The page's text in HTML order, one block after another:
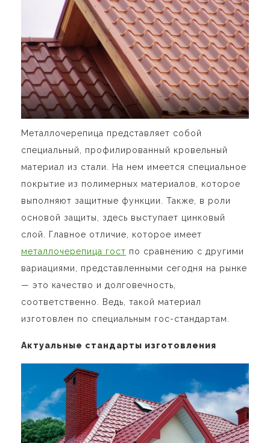
Металлочерепица представляет собой
специальный, профилированный кровельный
материал из стали. На нем имеется специальное
покрытие из полимерных материалов, которое
выполняют защитные функции. Также, в роли
основой защиты, здесь выступает цинковый
слой. Главное отличие, которое имеет
металлочерепица гост по сравнению с другими
вариациями, представленными сегодня на рынке
— это качество и долговечность,
соответственно. Ведь, такой материал
изготовлен по специальным гос-стандартам.
Актуальные стандарты изготовления